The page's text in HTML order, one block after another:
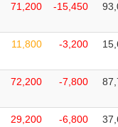
71,200 -15,450
11,800 -3,200
72,200 -7,800
29,200 -6,800